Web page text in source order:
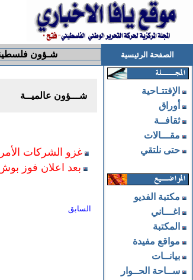
الصفحة الرئيسية شـؤون
الإفتتـاحية
أوراق
ثقافــة
مقـــالات
حتى نلتقي
مكتبة الفديو
اغـــاني
المكتبة
مواقع مفيدة
بيانــات
ســاحة الحــوار
شـــؤون عالميــة
غزو الشركات
بعد اعلان فوز بوش
السابق